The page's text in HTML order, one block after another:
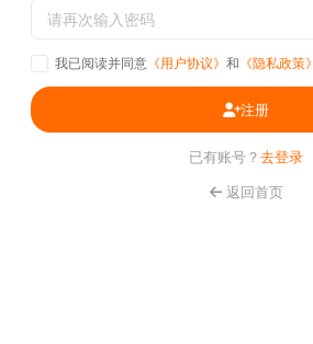
我已阅读并同意 《用户协议》 和 《隐私政策》
注册
已有账号？去登录
返回首页